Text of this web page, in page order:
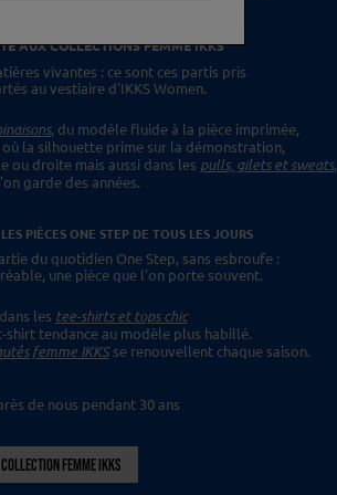
AUX COLLECTIONS FEMME IKKS
vivantes : ce sont ces partis pris
au vestiaire d'IKKS Women.
, du modèle fluide à la pièce imprimée,
où la silhouette prime sur la démonstration,
ou droite mais aussi dans les pulls, gilets et sweats,
garde des années.
PIÈCES ONE STEPDE TOUS LES JOURS
du quotidien One Step, sans esbroufe :
une pièceque l'on porte souvent.
les tee-shirts et tops chic
shirt tendanceau modèle plus habillé.
femme IKKSse renouvellent chaque saison.
de nous pendant 30 ans
FEMME IKKS